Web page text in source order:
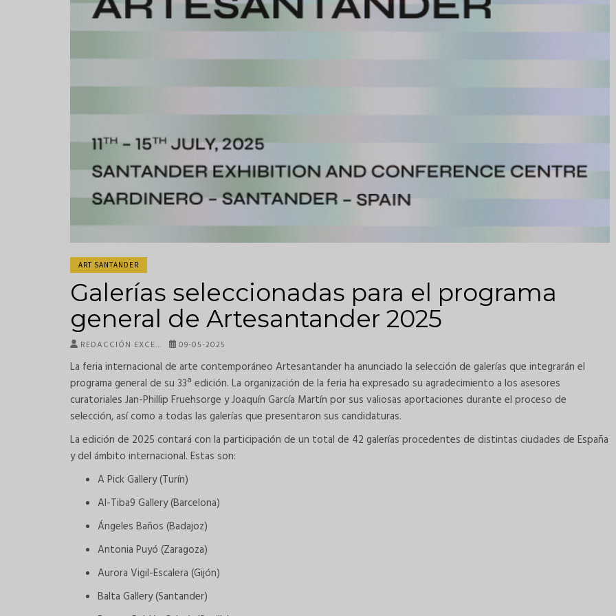
ART SANTANDER
Galerías seleccionadas para el programa
general de Artesantander 2025
REDACCIÓN EXCE… 09-05-2025
La feria internacional de arte contemporáneo Artesantander ha anunciado la selección de galerías que integrarán el
programa general de su 33ª edición. La organización de la feria ha expresado su agradecimiento a los asesores
curatoriales Jan-Phillip Fruehsorge y Joaquín García Martín por sus valiosas aportaciones durante el proceso de
selección, así como a todas las galerías que presentaron sus candidaturas.
La edición de 2025 contará con la participación de un total de 42 galerías procedentes de distintas ciudades de España
y del ámbito internacional. Estas son:
A Pick Gallery (Turín)
Al-Tiba9 Gallery (Barcelona)
Ángeles Baños (Badajoz)
Antonia Puyó (Zaragoza)
Aurora Vigil-Escalera (Gijón)
Balta Gallery (Santander)